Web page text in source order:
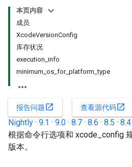
本页内容
成员
XcodeVersionConfig
库存状况
execution_info
minimum_os_for_platform_type
报告问题open_in_new 查看源代码open_in_new
Nightly · 9.1 · 9.0 · 8.7 · 8.6 · 8.5 · 8.4
根据命令行选项和 xcode_config
版本。